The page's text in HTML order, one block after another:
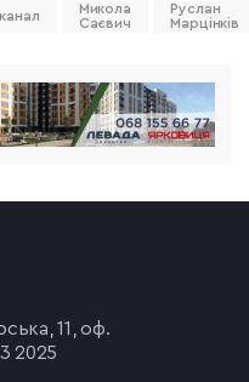
Микола
Саєвич
Руслан
Марцінків
11, оф.
2025